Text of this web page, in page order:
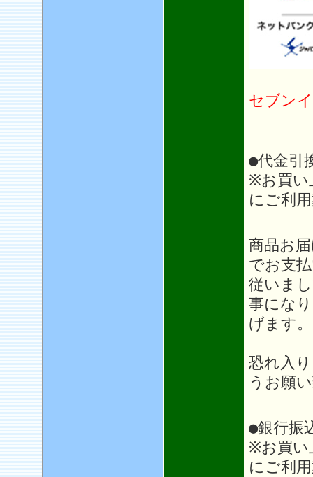
セブン
●代金引
※お買い
にご利
商品お
でお支
従いま
事にな
げます。
恐れ入
うお願
●銀行振
※お買い
にご利